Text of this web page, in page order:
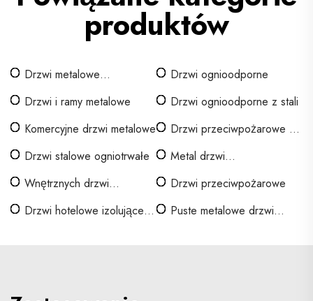
produktów
Drzwi metalowe
Drzwi ognioodporne
Drzwi i ramy metalowe
Drzwi ognioodporne z stali
Komercyjne drzwi metalowe
Drzwi przeciwpożarowe z
Drzwi stalowe ogniotrwałe
Metal drzwi
Wnętrznych drzwi
ognioodpornych
Drzwi przeciwpożarowe
Drzwi hotelowe izolujące
Puste metalowe drzwi